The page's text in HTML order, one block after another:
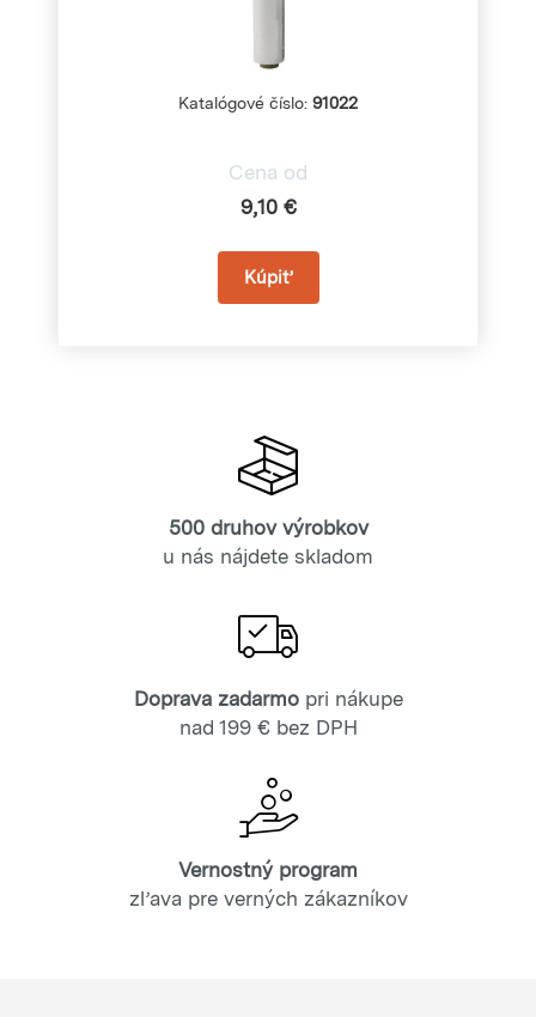
Katalógové číslo: 91022
Cena od
9,10 €
500 druhov výrobkov
u nás nájdete skladom
Doprava zadarmopri nákupe
nad 199 € bez DPH
Vernostný program
zľava pre verných zákazníkov